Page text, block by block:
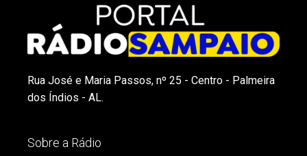
Rua José e Maria Passos, nº 25 - Centro - Palmeira
dos Índios - AL.
Sobre a Rádio